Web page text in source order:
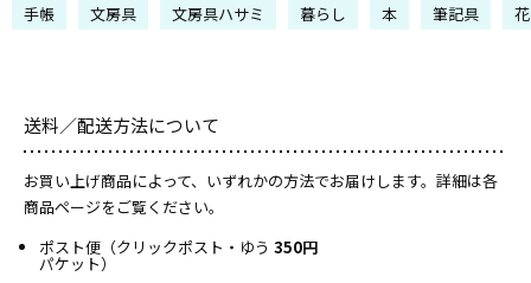
手帳
文房具 文房具ハサミ 暮らし 本 筆記具
送料／配送方法について
お買い上げ商品によって、いずれかの方法でお届けします。詳細は各
商品ページをご覧ください。
ポスト便（クリックポスト・ゆう
パケット）
350円